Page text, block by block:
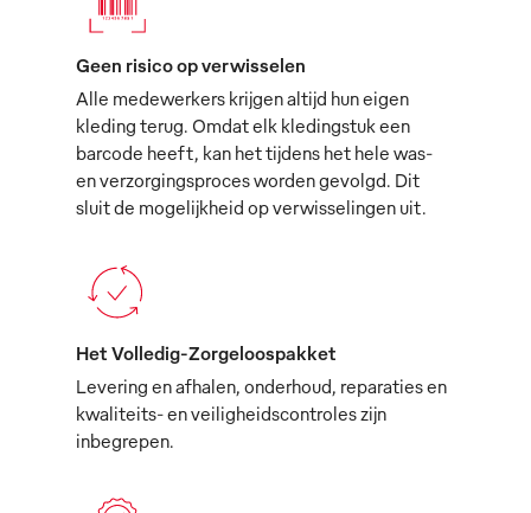
Geen risico op verwisselen
Alle medewerkers krijgen altijd hun eigen
kleding terug. Omdat elk kledingstuk een
barcode heeft, kan het tijdens het hele was-
en verzorgingsproces worden gevolgd. Dit
sluit de mogelijkheid op verwisselingen uit.
Het Volledig-Zorgeloospakket
Levering en afhalen, onderhoud, reparaties en
kwaliteits- en veiligheidscontroles zijn
inbegrepen.